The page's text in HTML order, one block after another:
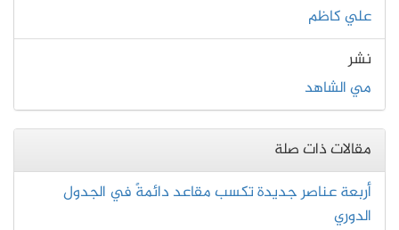
علي كاظم
نشر
مي الشاهد
مقالات ذات صلة
أربعة عناصر جديدة تكسب مقاعد دائمةً في الجدول
الدوري